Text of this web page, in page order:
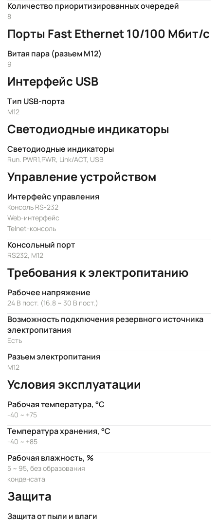
Количество приоритизированных очередей
8
Порты Fast Ethernet 10/100 Мбит/с
Витая пара (разъем M12)
9
Интерфейс USB
Тип USB-порта
M12
Светодиодные индикаторы
Светодиодные индикаторы
Run. PWR1,PWR, Link/ACT, USB
Управление устройством
Интерфейс управления
Консоль RS-232
Web-интерфейс
Telnet-консоль
Консольный порт
RS232, M12
Требования к электропитанию
Рабочее напряжение
24 В пост. (16.8 ~ 30 В пост.)
Возможность подключения резервного источника
электропитания
Есть
Разъем электропитания
M12
Условия эксплуатации
Рабочая температура, °C
-40 ~ +75
Температура хранения, °C
-40 ~ +85
Рабочая влажность, %
5 ~ 95, без образования
конденсата
Защита
Защита от пыли и влаги